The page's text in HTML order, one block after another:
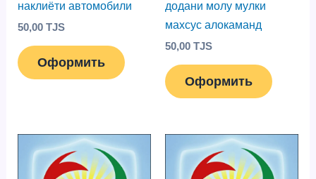
наклиёти автомобили
50,00TJS
Оформить
додани молу мулки
махсус алокаманд
50,00 TJS
Оформить